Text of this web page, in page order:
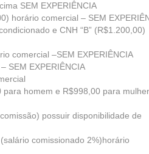
SEM EXPERIÊNCIA
horário comercial – SEM
e CNH “B” (R$1.200,00)
comercial –SEM EXPERIÊNCIA
SEM EXPERIÊNCIA
homem e R$998,00 para
possuir disponibilidade de
comissionado 2%)horário